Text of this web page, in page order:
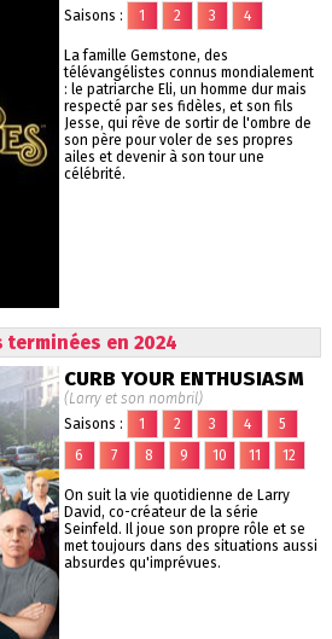
Saisons : 1 2 3 4
La famille Gemstone, des
télévangélistes connus mondialement
: le patriarche Eli, un homme dur mais
respecté par ses fidèles, et son fils
Jesse, qui rêve de sortir de l'ombre de
son père pour voler de ses propres
ailes et devenir à son tour une
célébrité.
terminées en 2024
CURB YOUR ENTHUSIASM
(Larry et son nombril)
Saisons :
1 2 3 4
5
6
7 8 9 10 11 12
On suit la vie quotidienne de Larry
David, co-créateur de la série
Seinfeld. Il joue son propre rôle et se
met toujours dans des situations aussi
absurdes qu'imprévues.